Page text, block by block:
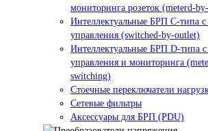
мониторинга розеток (meterd-
Интеллектуальные БРП C-типа
управления (switched-by-outlet)
Интеллектуальные БРП D-типа
управления и мониторинга
switching)
Стоечные переключатели
Сетевые фильтры
Аксессуары для БРП (PDU)